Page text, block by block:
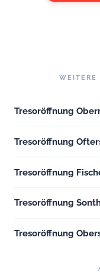
WEITERE
Tresoröffnung
Tresoröffnung
Tresoröffnung
Tresoröffnung
Tresoröffnung